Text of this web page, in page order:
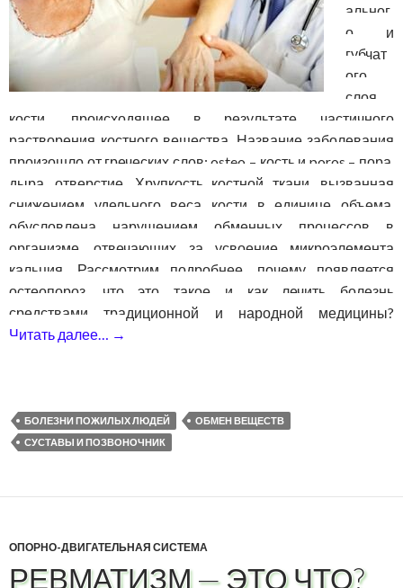
альног
о и
губчат
ого
слоя
кости, происходящее в результате частичного
растворения костного вещества. Название заболевания
произошло от греческих слов: osteo – кость и poros – пора,
дыра, отверстие. Хрупкость костной ткани, вызванная
снижением удельного веса кости в единице объема,
обусловлена нарушением обменных процессов в
организме, отвечающих за усвоение микроэлемента
кальция. Рассмотрим подробнее, почему появляется
остеопороз, что это такое и как лечить болезнь
средствами традиционной и народной медицины?
Читать далее… →
БОЛЕЗНИ ПОЖИЛЫХ ЛЮДЕЙ
ОБМЕН ВЕЩЕСТВ
СУСТАВЫ И ПОЗВОНОЧНИК
ОПОРНО-ДВИГАТЕЛЬНАЯ СИСТЕМА
РЕВМАТИЗМ — ЭТО ЧТО?